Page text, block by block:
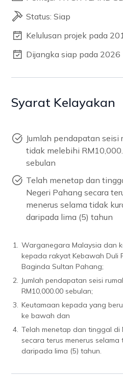
Status: Siap
Kelulusan projek pada
Dijangka siap pada 2026
Syarat Kelayakan
Jumlah pendapatan seisi
tidak melebihi
sebulan
Telah menetap dan
Negeri Pahang secara
menerus selama tidak
daripada lima (5) tahun
1. Warganegara Malaysia dan
kepada rakyat Kebawah Duli
Baginda Sultan Pahang;
2. Jumlah pendapatan seisi
RM10,000.00 sebulan;
3. Keutamaan kepada yang
ke bawah dan
4. Telah menetap dan tinggal di
secara terus menerus selama
daripada lima (5) tahun.